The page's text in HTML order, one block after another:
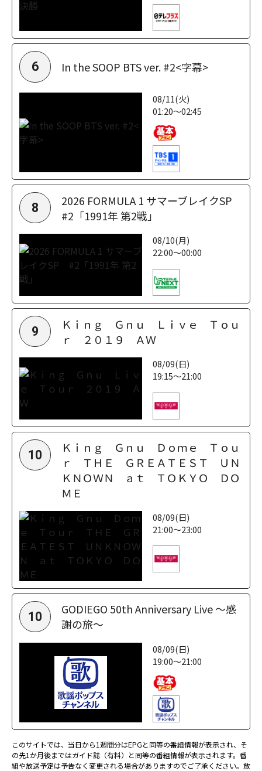
6 In the SOOP BTS ver. #2<字幕>
08/11(火)
01:20～02:45
8
2026 FORMULA 1 サマーブレイクSP
#2「1991年 第2戦」
08/10(月)
22:00～00:00
9
Ｋｉｎｇ Ｇｎｕ Ｌｉｖｅ Ｔｏｕ
ｒ ２０１９ ＡＷ
08/09(日)
19:15～21:00
10
Ｋｉｎｇ Ｇｎｕ Ｄｏｍｅ Ｔｏｕ
ｒ ＴＨＥ ＧＲＥＡＴＥＳＴ ＵＮ
ＫＮＯＷＮ ａｔ ＴＯＫＹＯ ＤＯ
ＭＥ
08/09(日)
21:00～23:00
10
GODIEGO 50th Anniversary Live ～感
謝の旅～
08/09(日)
19:00～21:00
このサイトでは、当日から1週間分はEPGと同等の番組情報が表示され、そ
の先1か月後まではガイド誌（有料）と同等の番組情報が表示されます。番
組や放送予定は予告なく変更される場合がありますのでご了承ください。放